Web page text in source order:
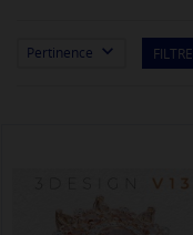
Pertinence 